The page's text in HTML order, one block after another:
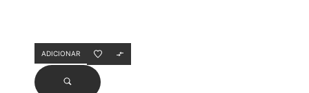
ADICIONAR